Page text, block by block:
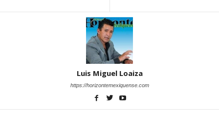
Luis Miguel Loaiza
https://horizontemexiquense.com